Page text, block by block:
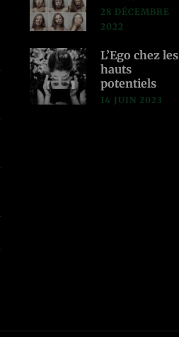
28 DÉCEMBRE
2022
L’Ego chez les
hauts
potentiels
14 JUIN 2023